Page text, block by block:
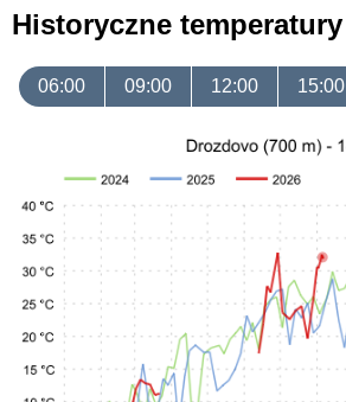
Historyczne temperatury
06:00 09:00 12:00 15:00